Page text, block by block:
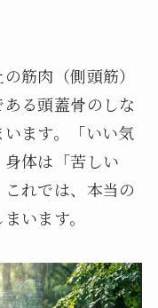
筋肉（側頭筋）
る頭蓋骨のしな
ます。「いい気
体は「苦しい
れでは、本当の
います。